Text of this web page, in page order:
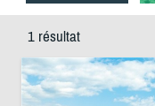
1 résultat